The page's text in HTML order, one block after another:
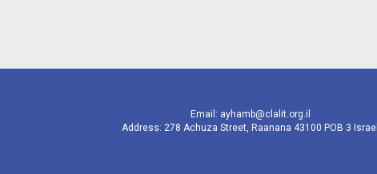
Email: ayhamb@clalit.org.il
Address: 278 Achuza Street, Raanana 43100 POB 3 Israel